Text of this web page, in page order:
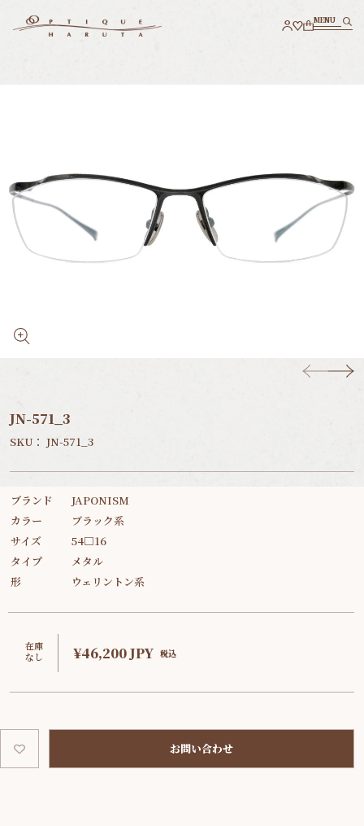
M
M
E
E
N
N
U
U
JN-571_3
SKU： JN-571_3
ブランド
JAPONISM
カラー
ブラック系
サイズ
54□16
タイプ
メタル
形
ウェリントン系
在庫
なし
¥46,200 JPY 税込
お問い合わせ